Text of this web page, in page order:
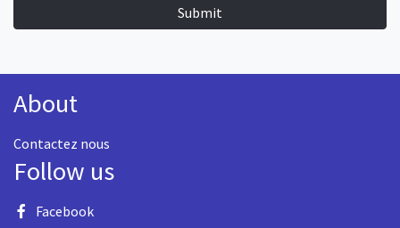
Submit
About
Contactez nous
Follow us
Facebook